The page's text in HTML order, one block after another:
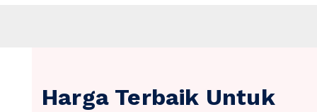
Harga Terbaik Untuk